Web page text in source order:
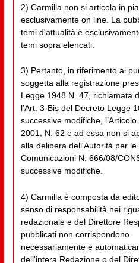
2) Carmilla non si articola in
esclusivamente on line. La
temi d'attualità è
temi sopra elencati.
3) Pertanto, in riferimento ai
soggetta alla registrazione
Legge 1948 N. 47, richiamata
l’Art. 3-Bis del Decreto Legge
successive modifiche,
2001, N. 62 e ad essa non si
alla delibera dell'Autorità per
Comunicazioni N. 666/08/
successive modifiche.
4) Carmilla è composta da
senso di responsabilità nei
redazionale e del Direttore
pubblicati non corrispondono
necessariamente e
dell'intera Redazione o del